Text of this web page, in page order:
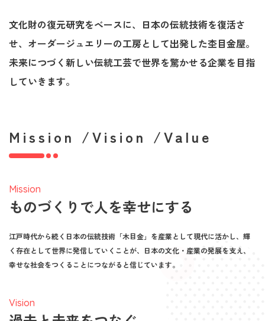
文化財の復元研究をベースに、日本の伝統技術を復活さ
せ、オーダージュエリーの工房として出発した杢目金屋。
未来につづく新しい伝統工芸で世界を驚かせる企業を目指
していきます。
Mission /Vision /Value
Mission
ものづくりで人を幸せにする
江戸時代から続く日本の伝統技術「木目金」を産業として現代に活かし、輝
く存在として世界に発信していくことが、日本の文化・産業の発展を支え、
幸せな社会をつくることにつながると信じています。
Vision